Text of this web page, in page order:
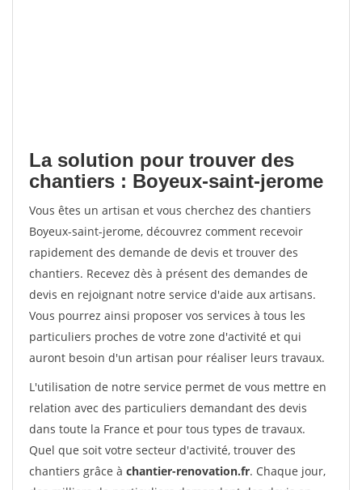
La solution pour trouver des
chantiers : Boyeux-saint-jerome
Vous êtes un artisan et vous cherchez des chantiers
Boyeux-saint-jerome, découvrez comment recevoir
rapidement des demande de devis et trouver des
chantiers. Recevez dès à présent des demandes de
devis en rejoignant notre service d'aide aux artisans.
Vous pourrez ainsi proposer vos services à tous les
particuliers proches de votre zone d'activité et qui
auront besoin d'un artisan pour réaliser leurs travaux.
L'utilisation de notre service permet de vous mettre en
relation avec des particuliers demandant des devis
dans toute la France et pour tous types de travaux.
Quel que soit votre secteur d'activité, trouver des
chantiers grâce à chantier-renovation.fr. Chaque jour,